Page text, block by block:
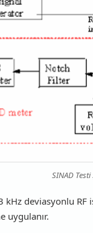
SINAD Testi
deviasyonlu RF
uygulanır.